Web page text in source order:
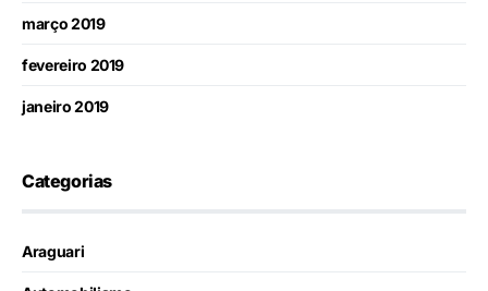
março 2019
fevereiro 2019
janeiro 2019
Categorias
Araguari